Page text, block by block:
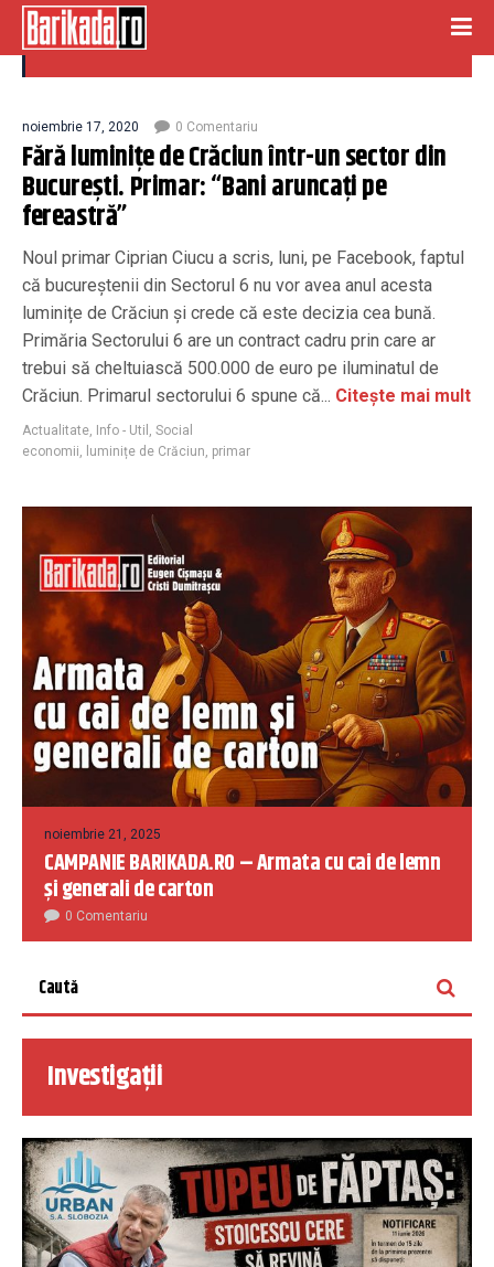
luminițe de Crăciun
noiembrie 17, 2020 0 Comentariu
Fără luminițe de Crăciun într-un sector din
București. Primar: “Bani aruncați pe
fereastră”
Noul primar Ciprian Ciucu a scris, luni, pe Facebook, faptul
că bucureștenii din Sectorul 6 nu vor avea anul acesta
luminițe de Crăciun și crede că este decizia cea bună.
Primăria Sectorului 6 are un contract cadru prin care ar
trebui să cheltuiască 500.000 de euro pe iluminatul de
Crăciun. Primarul sectorului 6 spune că... Citește mai mult
Actualitate, Info - Util , Social
economii, luminițe de Crăciun, primar
noiembrie 21, 2025
CAMPANIE BARIKADA.RO – Armata cu cai de lemn
și generali de carton
0 Comentariu
Investigații